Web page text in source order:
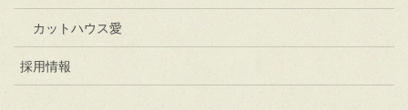
カットハウス愛
採用情報